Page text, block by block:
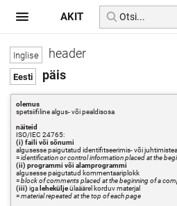
header
päis
olemus
spetsiifiline algus- või pealdisosa
näiteid
ISO/IEC 24765:
(i) faili või sõnumi
algusesse paigutatud identifitseerimis- või
=identification or control information placed at the
(ii) programmi või alamprogrammi
algusesse paigutatud kommentaariplokk
=block of comments placed at the beginning of a
(iii) iga leheküljeülaäärel korduv materjal
=material repeated at the top of each page
AKIT